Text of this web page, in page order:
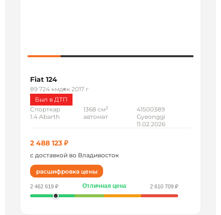
Fiat 124
89 724 кмдек 2017 г
Был в ДТП
Спорткар
1.4 Abarth
1368 см3
автомат
41500389
Gyeonggi
11.02.2026
2 488 123 ₽
с доставкой во Владивосток
расшифровка цены
2 462 619 ₽ Отличная цена 2 610 709 ₽